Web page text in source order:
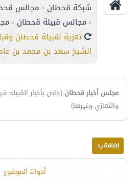
شبكة قحطان - مجالس
> مجالس قبيلة قحطان >
تعزية لقبيلة قحطان
الشيخ سعد بن محمد بن
مجلس أخبار قحطان (خاص بأخبار القبيله
والتعازي وغيرها)
أدوات الموضوع